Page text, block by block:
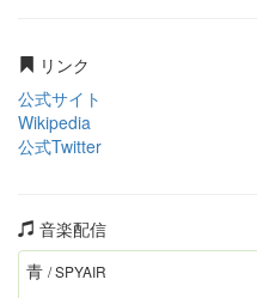
リンク
公式サイト
Wikipedia
公式Twitter
音楽配信
青 / SPYAIR